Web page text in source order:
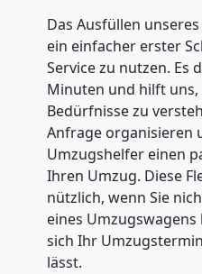
Das Ausfüllen
ein einfacher erster
Service zu nutzen. Es
Minuten und hilft
Bedürfnisse zu
Anfrage organisieren
Umzugshelfer einen
Ihren Umzug. Diese
nützlich, wenn Sie
eines
sich Ihr
lässt.